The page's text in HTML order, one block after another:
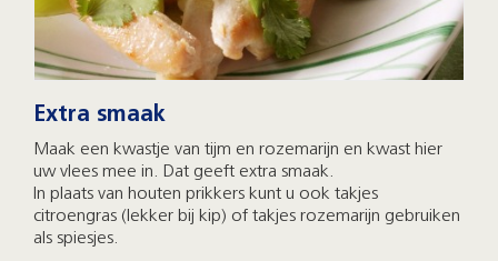
Extra smaak
Maak een kwastje van tijm en rozemarijn en kwast hier
uw vlees mee in. Dat geeft extra smaak.
In plaats van houten prikkers kunt u ook takjes
citroengras (lekker bij kip) of takjes rozemarijn gebruiken
als spiesjes.